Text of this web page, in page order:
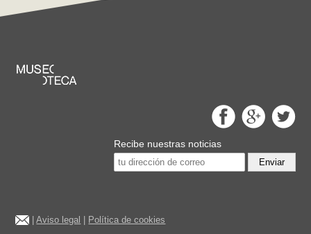
Recibe nuestras noticias
Enviar
|Aviso legal Política de cookies